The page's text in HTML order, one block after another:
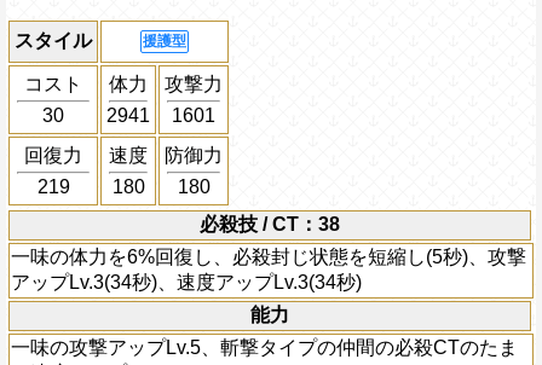
スタイル 援護型
コスト
30
体力
2941
攻撃力
1601
回復力
219
速度
180
防御力
180
必殺技 / CT：38
一味の体力を6%回復し、必殺封じ状態を短縮し(5秒)、攻撃
アップLv.3(34秒)、速度アップLv.3(34秒)
能力
一味の攻撃アップLv.5、斬撃タイプの仲間の必殺CTのたま